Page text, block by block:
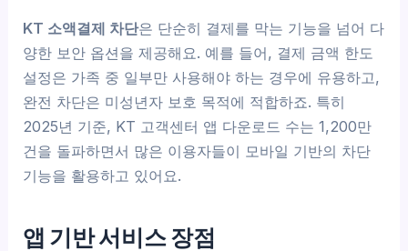
KT 소액결제 차단은 단순히 결제를 막는 기능을 넘어 다
양한 보안 옵션을 제공해요. 예를 들어, 결제 금액 한도
설정은 가족 중 일부만 사용해야 하는 경우에 유용하고,
완전 차단은 미성년자 보호 목적에 적합하죠. 특히
2025년 기준, KT 고객센터 앱 다운로드 수는 1,200만
건을 돌파하면서 많은 이용자들이 모바일 기반의 차단
기능을 활용하고 있어요.
앱 기반 서비스 장점